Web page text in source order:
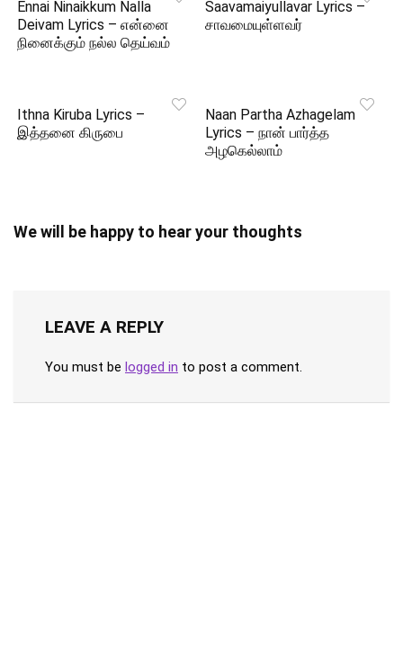
Ennai Ninaikkum Nalla
Deivam Lyrics – என்னை
நினைக்கும் நல்ல தெய்வம்
Saavamaiyullavar Lyrics –
சாவமையுள்ளவர்
Ithna Kiruba Lyrics –
இத்தனை கிருபை
Naan Partha Azhagelam
Lyrics – நான் பார்த்த
அழகெல்லாம்
We will be happy to hear your thoughts
LEAVE A REPLY
You must be logged in to post a comment.